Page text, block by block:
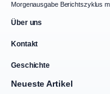
Morgenausgabe Berichtszyklus
Über uns
Kontakt
Geschichte
Neueste Artikel